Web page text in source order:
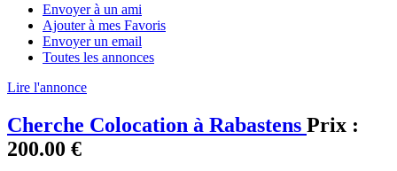
Envoyer à un ami
Ajouter à mes Favoris
Envoyer un email
Toutes les annonces
Lire l'annonce
Cherche Colocation à Rabastens Prix :
200.00 €